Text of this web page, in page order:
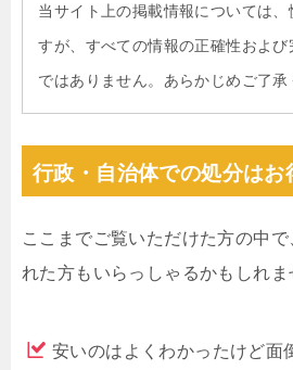
当サイト上の掲載情報については、
すが、すべての情報の正確性およ
ではありません。あらかじめご了承
行政・自治体での処分はお
ここまでご覧いただけた方の中
れた方もいらっしゃるかもしれま
安いのはよくわかったけど面